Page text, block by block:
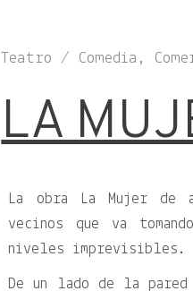
Teatro / Comedia,
LA
La obra La Mujer de
vecinos que va
niveles imprevisibles.
De un lado de la